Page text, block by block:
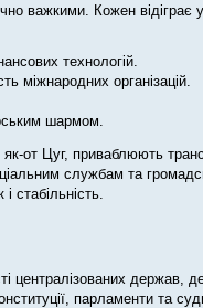
важкими. Кожен відіграє
технологій.
міжнародних організацій.
шармом.
от Цуг, приваблюють
службам та
стабільність.
централізованих держав,
парламенти та